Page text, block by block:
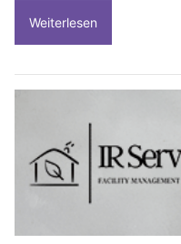
Weiterlesen